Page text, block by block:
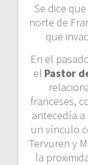
Se dice
norte de
que
En el
el Pastor
franceses,
antecedía
un vínculo
Tervuren y
la